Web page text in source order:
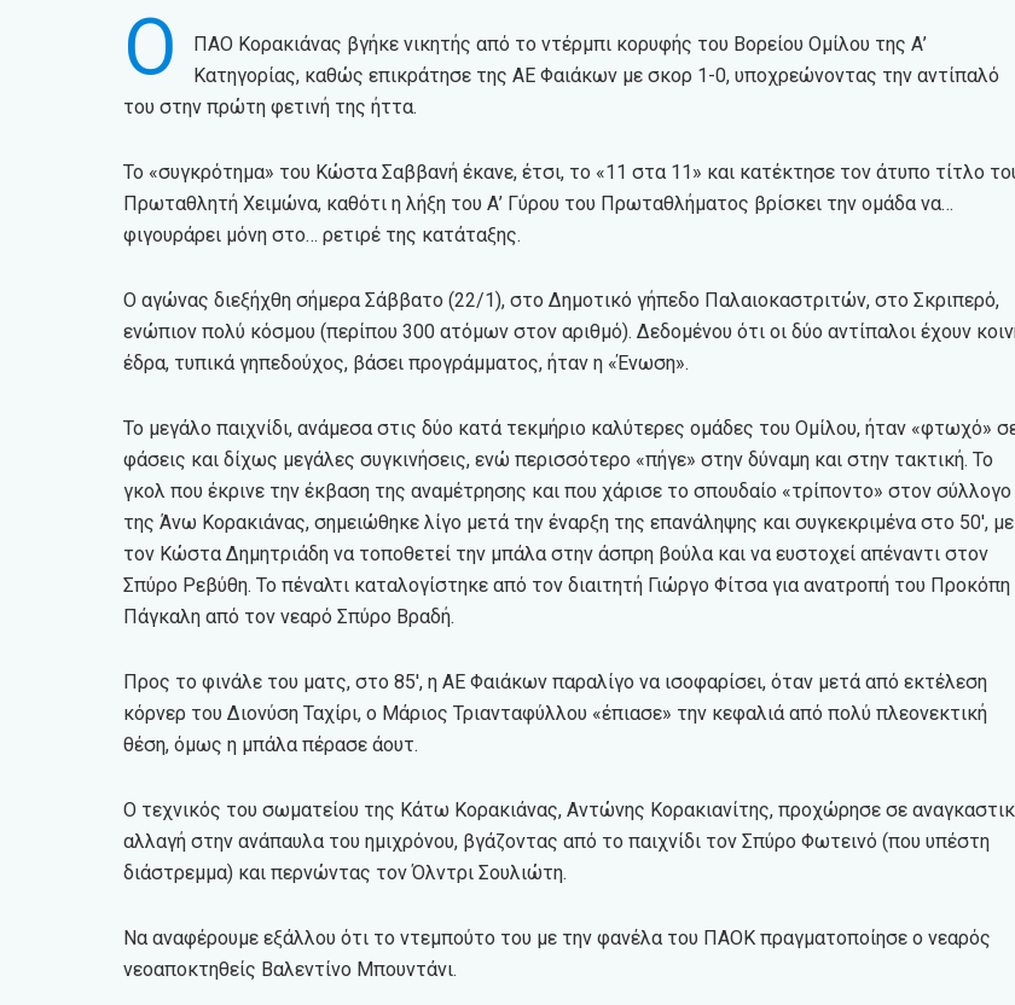
Ο
ΠΑΟ Κορακιάνας βγήκε νικητής από το ντέρμπι κορυφής του Βορείου Ομίλου της Α’
Κατηγορίας, καθώς επικράτησε της ΑΕ Φαιάκων με σκορ 1-0, υποχρεώνοντας την αντίπαλό
του στην πρώτη φετινή της ήττα.
Το «συγκρότημα» του Κώστα Σαββανή έκανε, έτσι, το «11 στα 11» και κατέκτησε τον άτυπο τίτλο
Πρωταθλητή Χειμώνα, καθότι η λήξη του Α’ Γύρου του Πρωταθλήματος βρίσκει την ομάδα να…
φιγουράρει μόνη στο… ρετιρέ της κατάταξης.
Ο αγώνας διεξήχθη σήμερα Σάββατο (22/1), στο Δημοτικό γήπεδο Παλαιοκαστριτών, στο Σκριπερό,
ενώπιον πολύ κόσμου (περίπου 300 ατόμων στον αριθμό). Δεδομένου ότι οι δύο αντίπαλοι έχουν
έδρα, τυπικά γηπεδούχος, βάσει προγράμματος, ήταν η «Ένωση».
Το μεγάλο παιχνίδι, ανάμεσα στις δύο κατά τεκμήριο καλύτερες ομάδες του Ομίλου, ήταν «φτωχό»
φάσεις και δίχως μεγάλες συγκινήσεις, ενώ περισσότερο «πήγε» στην δύναμη και στην τακτική. Το
γκολ που έκρινε την έκβαση της αναμέτρησης και που χάρισε το σπουδαίο «τρίποντο» στον σύλλογο
της Άνω Κορακιάνας, σημειώθηκε λίγο μετά την έναρξη της επανάληψης και συγκεκριμένα στο 50′, με
τον Κώστα Δημητριάδη να τοποθετεί την μπάλα στην άσπρη βούλα και να ευστοχεί απέναντι στον
Σπύρο Ρεβύθη. Το πέναλτι καταλογίστηκε από τον διαιτητή Γιώργο Φίτσα για ανατροπή του Προκόπη
Πάγκαλη από τον νεαρό Σπύρο Βραδή.
Προς το φινάλε του ματς, στο 85′, η ΑΕ Φαιάκων παραλίγο να ισοφαρίσει, όταν μετά από εκτέλεση
κόρνερ του Διονύση Ταχίρι, ο Μάριος Τριανταφύλλου «έπιασε» την κεφαλιά από πολύ πλεονεκτική
θέση, όμως η μπάλα πέρασε άουτ.
Ο τεχνικός του σωματείου της Κάτω Κορακιάνας, Αντώνης Κορακιανίτης, προχώρησε σε
αλλαγή στην ανάπαυλα του ημιχρόνου, βγάζοντας από το παιχνίδι τον Σπύρο Φωτεινό (που υπέστη
διάστρεμμα) και περνώντας τον Όλντρι Σουλιώτη.
Να αναφέρουμε εξάλλου ότι το ντεμπούτο του με την φανέλα του ΠΑΟΚ πραγματοποίησε ο νεαρός
νεοαποκτηθείς Βαλεντίνο Μπουντάνι.